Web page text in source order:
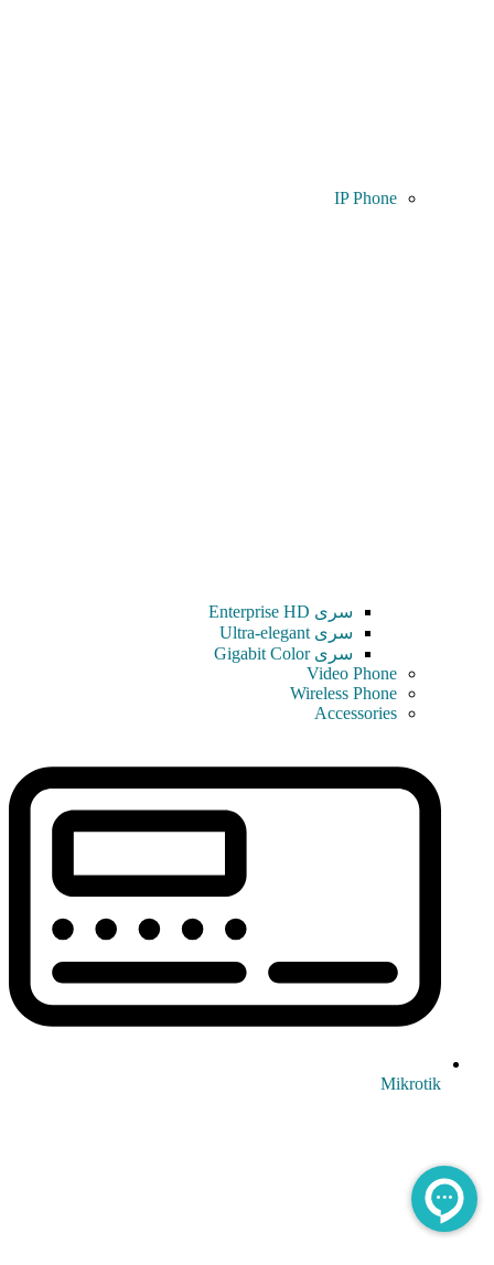
IP Phone
سری Enterprise HD
سری Ultra-elegant
سری Gigabit Color
Video Phone
Wireless Phone
Accessories
Mikrotik